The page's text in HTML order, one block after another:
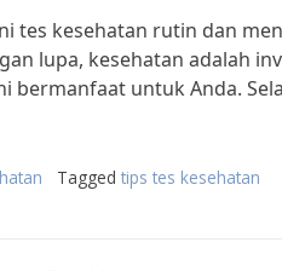
tes kesehatan rutin dan
lupa, kesehatan adalah
bermanfaat untuk Anda.
Tagged tips tes kesehatan